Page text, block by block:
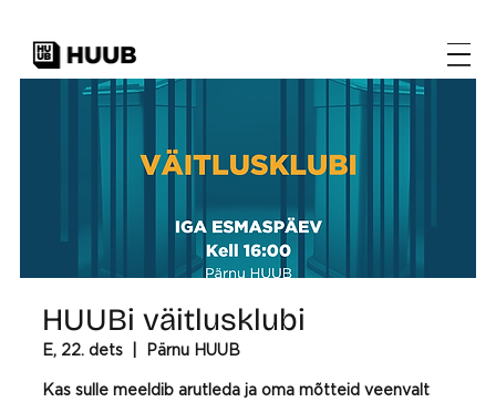
HUUBi väitlusklubi
E, 22. dets
  |
Pärnu HUUB
Kas sulle meeldib arutleda ja oma mõtteid veenvalt